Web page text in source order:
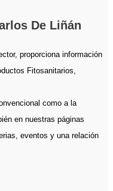
De Liñán
proporciona información
Fitosanitarios,
como a la
en nuestras páginas
eventos y una relación